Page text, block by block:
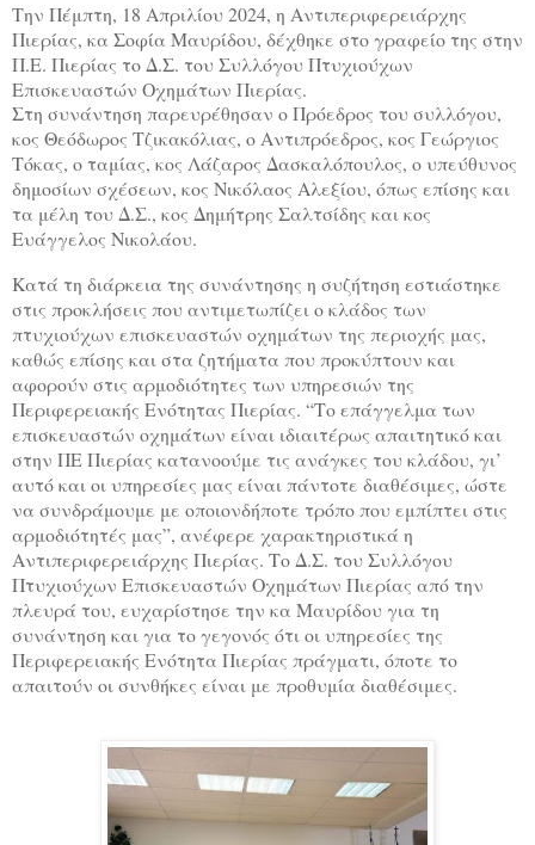
Την Πέμπτη, 18 Απριλίου 2024, η Αντιπεριφερειάρχης
Πιερίας, κα Σοφία Μαυρίδου, δέχθηκε στο γραφείο της στην
Π.Ε. Πιερίας το Δ.Σ. του Συλλόγου Πτυχιούχων
Επισκευαστών Οχημάτων Πιερίας.
Στη συνάντηση παρευρέθησαν ο Πρόεδρος του συλλόγου,
κος Θεόδωρος Τζικακόλιας, ο Αντιπρόεδρος, κος Γεώργιος
Τόκας, ο ταμίας, κος Λάζαρος Δασκαλόπουλος, ο υπεύθυνος
δημοσίων σχέσεων, κος Νικόλαος Αλεξίου, όπως επίσης και
τα μέλη του Δ.Σ., κος Δημήτρης Σαλτσίδης και κος
Ευάγγελος Νικολάου.
Κατά τη διάρκεια της συνάντησης η συζήτηση εστιάστηκε
στις προκλήσεις που αντιμετωπίζει ο κλάδος των
πτυχιούχων επισκευαστών οχημάτων της περιοχής μας,
καθώς επίσης και στα ζητήματα που προκύπτουν και
αφορούν στις αρμοδιότητες των υπηρεσιών της
Περιφερειακής Ενότητας Πιερίας. “Το επάγγελμα των
επισκευαστών οχημάτων είναι ιδιαιτέρως απαιτητικό και
στην ΠΕ Πιερίας κατανοούμε τις ανάγκες του κλάδου, γι’
αυτό και οι υπηρεσίες μας είναι πάντοτε διαθέσιμες, ώστε
να συνδράμουμε με οποιονδήποτε τρόπο που εμπίπτει στις
αρμοδιότητές μας”, ανέφερε χαρακτηριστικά η
Αντιπεριφερειάρχης Πιερίας. Το Δ.Σ. του Συλλόγου
Πτυχιούχων Επισκευαστών Οχημάτων Πιερίας από την
πλευρά του, ευχαρίστησε την κα Μαυρίδου για τη
συνάντηση και για το γεγονός ότι οι υπηρεσίες της
Περιφερειακής Ενότητα Πιερίας πράγματι, όποτε το
απαιτούν οι συνθήκες είναι με προθυμία διαθέσιμες.